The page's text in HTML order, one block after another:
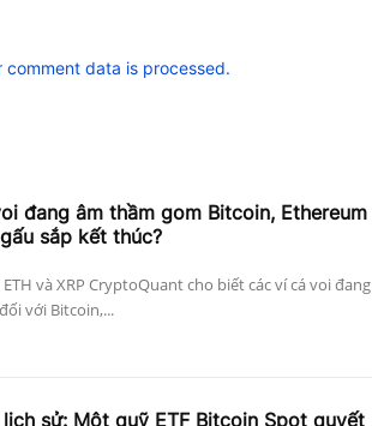
comment data is processed.
đang âm thầm gom Bitcoin, Ethereum
sắp kết thúc?
và XRP CryptoQuant cho biết các ví cá voi đang
với Bitcoin,...
sử: Một quỹ ETF Bitcoin Spot quyết